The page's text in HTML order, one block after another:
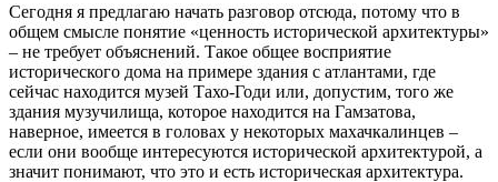
Сегодня я предлагаю начать разговор отсюда, потому что в
общем смысле понятие «ценность исторической архитектуры»
– не требует объяснений. Такое общее восприятие
исторического дома на примере здания с атлантами, где
сейчас находится музей Тахо-Годи или, допустим, того же
здания музучилища, которое находится на Гамзатова,
наверное, имеется в головах у некоторых махачкалинцев –
если они вообще интересуются исторической архитектурой, а
значит понимают, что это и есть историческая архитектура.